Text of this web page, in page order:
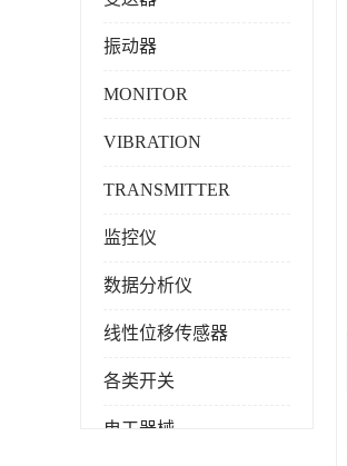
振动器
MONITOR
VIBRATION
TRANSMITTER
监控仪
数据分析仪
线性位移传感器
各类开关
电工器械